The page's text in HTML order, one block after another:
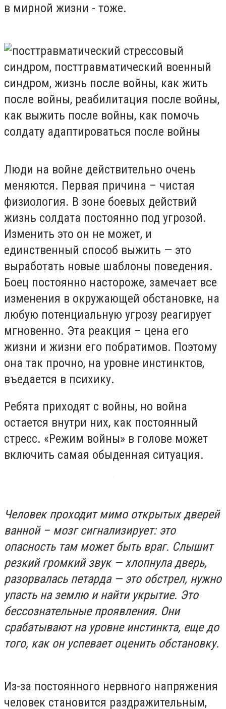
в мирной жизни - тоже.
Люди на войне действительно очень
меняются. Первая причина – чистая
физиология. В зоне боевых действий
жизнь солдата постоянно под угрозой.
Изменить это он не может, и
единственный способ выжить — это
выработать новые шаблоны поведения.
Боец постоянно настороже, замечает все
изменения в окружающей обстановке, на
любую потенциальную угрозу реагирует
мгновенно. Эта реакция – цена его
жизни и жизни его побратимов. Поэтому
она так прочно, на уровне инстинктов,
въедается в психику.
Ребята приходят с войны, но война
остается внутри них, как постоянный
стресс. «Режим войны» в голове может
включить самая обыденная ситуация.
Человек проходит мимо открытых дверей
ванной – мозг сигнализирует: это
опасность там может быть враг. Слышит
резкий громкий звук — хлопнула дверь,
разорвалась петарда — это обстрел, нужно
упасть на землю и найти укрытие. Это
бессознательные проявления. Они
срабатывают на уровне инстинкта, еще до
того, как он успевает оценить обстановку.
Из-за постоянного нервного напряжения
человек становится раздражительным,